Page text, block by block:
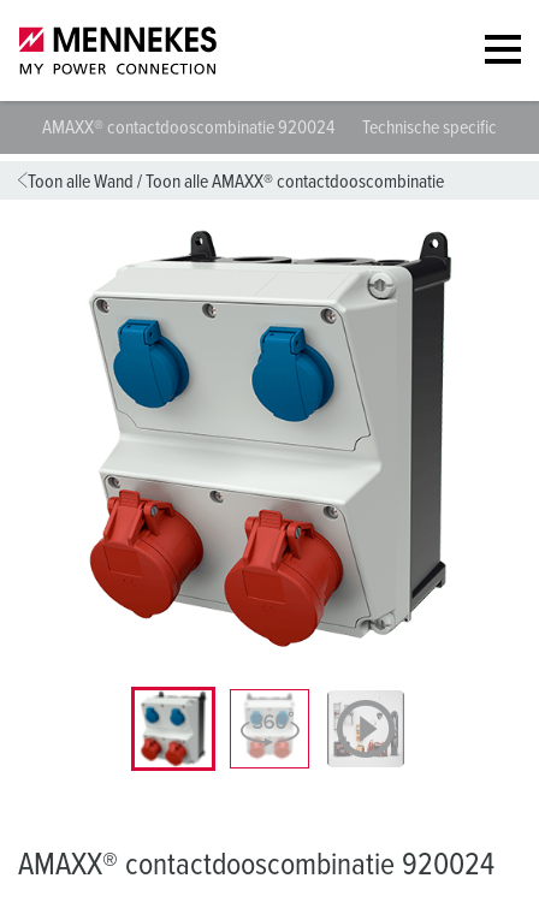
AMAXX® contactdooscombinatie 920024 Technische specificaties
Toon alle Wand /Toon alle AMAXX® contactdooscombinatie
AMAXX® contactdooscombinatie 920024